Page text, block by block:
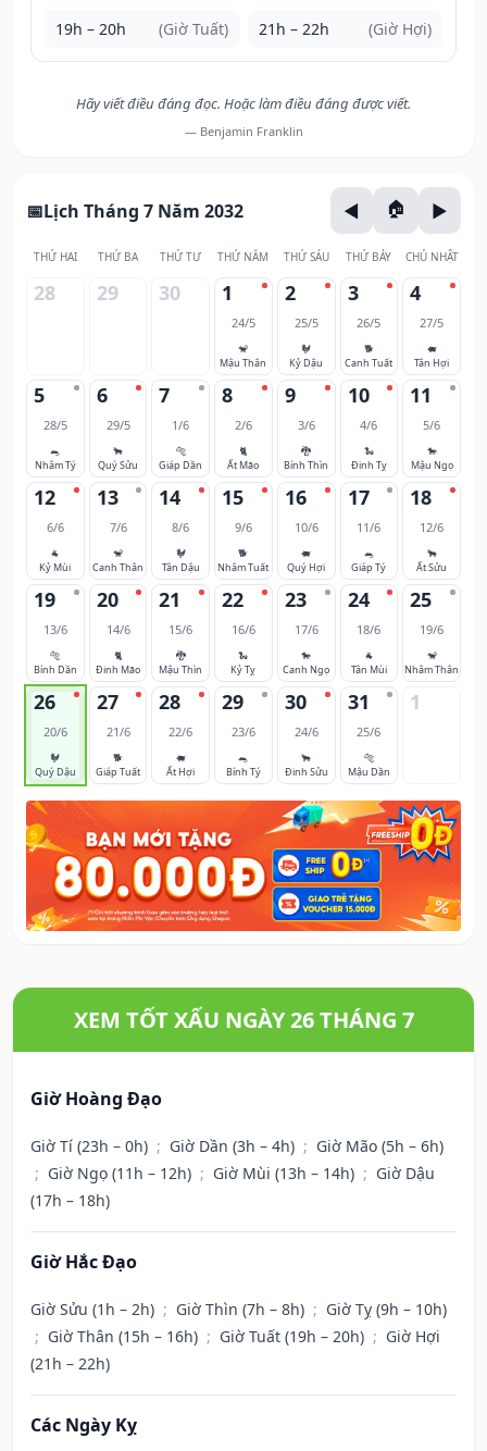
19h – 20h (Giờ Tuất) 21h – 22h (Giờ Hợi)
Hãy viết điều đáng đọc. Hoặc làm điều đáng được viết.
— Benjamin Franklin
Lịch Tháng 7 Năm 2032
THỨ HAI THỨ BA THỨ TƯ THỨ NĂM THỨ SÁU THỨ BẢY CHỦ NHẬT
28 29 30 1
24/5
🐒
Mậu Thân
2
25/5
🐓
Kỷ Dậu
3
26/5
🐕
Canh Tuất
4
27/5
🐖
Tân Hợi
5
28/5
🐀
Nhâm Tý
6
29/5
🐂
Quý Sửu
7
1/6
🐅
Giáp Dần
8
2/6
🐈
Ất Mão
9
3/6
🐉
Bính Thìn
10
4/6
🐍
Đinh Tỵ
11
5/6
🐎
Mậu Ngọ
12
6/6
🐐
Kỷ Mùi
13
7/6
🐒
Canh Thân
14
8/6
🐓
Tân Dậu
15
9/6
🐕
Nhâm Tuất
16
10/6
🐖
Quý Hợi
17
11/6
🐀
Giáp Tý
18
12/6
🐂
Ất Sửu
19
13/6
🐅
Bính Dần
20
14/6
🐈
Đinh Mão
21
15/6
🐉
Mậu Thìn
22
16/6
🐍
Kỷ Tỵ
23
17/6
🐎
Canh Ngọ
24
18/6
🐐
Tân Mùi
25
19/6
🐒
Nhâm Thân
26
20/6
🐓
Quý Dậu
27
21/6
🐕
Giáp Tuất
28
22/6
🐖
Ất Hợi
29
23/6
🐀
Bính Tý
30
24/6
🐂
Đinh Sửu
31
25/6
🐅
Mậu Dần
1
XEM TỐT XẤU NGÀY 26 THÁNG 7
Giờ Hoàng Đạo
Giờ Tí (23h – 0h) ; Giờ Dần (3h – 4h) ; Giờ Mão (5h – 6h)
; Giờ Ngọ (11h – 12h) ; Giờ Mùi (13h – 14h) ; Giờ Dậu
(17h – 18h)
Giờ Hắc Đạo
Giờ Sửu (1h – 2h) ; Giờ Thìn (7h – 8h) ; Giờ Tỵ (9h – 10h)
; Giờ Thân (15h – 16h) ; Giờ Tuất (19h – 20h) ; Giờ Hợi
(21h – 22h)
Các Ngày Kỵ